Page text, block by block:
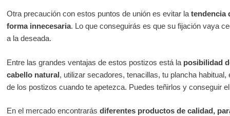
Otra precaución con estos puntos de unión es evitar la tendencia
forma innecesaria. Lo que conseguirás es que su fijación vaya
a la deseada.
Entre las grandes ventajas de estos postizos está la posibilidad
cabello natural, utilizar secadores, tenacillas, tu plancha
de los postizos cuando te apetezca. Puedes teñirlos y conseguir
En el mercado encontrarás diferentes productos de calidad,